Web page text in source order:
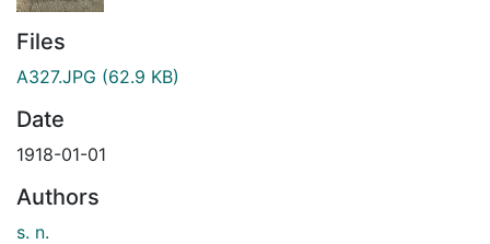
Files
A327.JPG (62.9 KB)
Date
1918-01-01
Authors
s. n.